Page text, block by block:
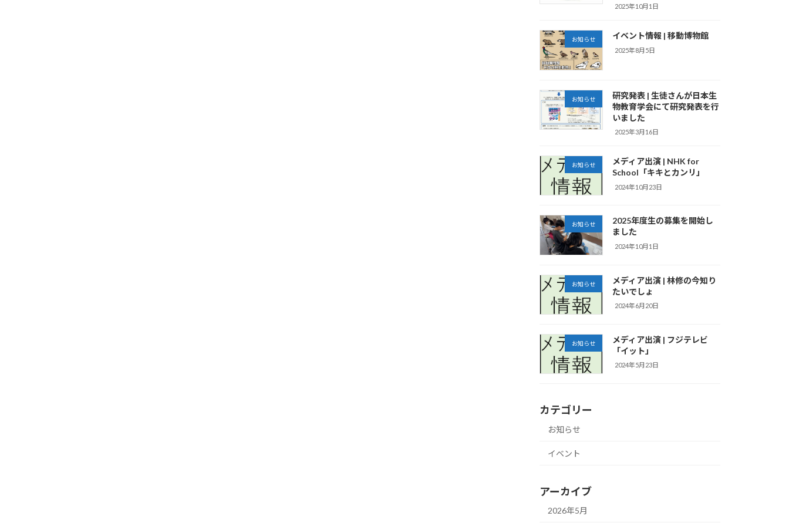
2025年10月1日
お知らせ イベント情報 | 移動博物館
2025年8月5日
お知らせ
研究発表 | 生徒さんが日本生
物教育学会にて研究発表を行
いました
2025年3月16日
お知らせ
メディア出演 | NHK for
School「キキとカンリ」
2024年10月23日
お知らせ
2025年度生の募集を開始し
ました
2024年10月1日
お知らせ
メディア出演 | 林修の今知り
たいでしょ
2024年6月20日
お知らせ
メディア出演 | フジテレビ
「イット」
2024年5月23日
カテゴリー
お知らせ
イベント
アーカイブ
2026年5月